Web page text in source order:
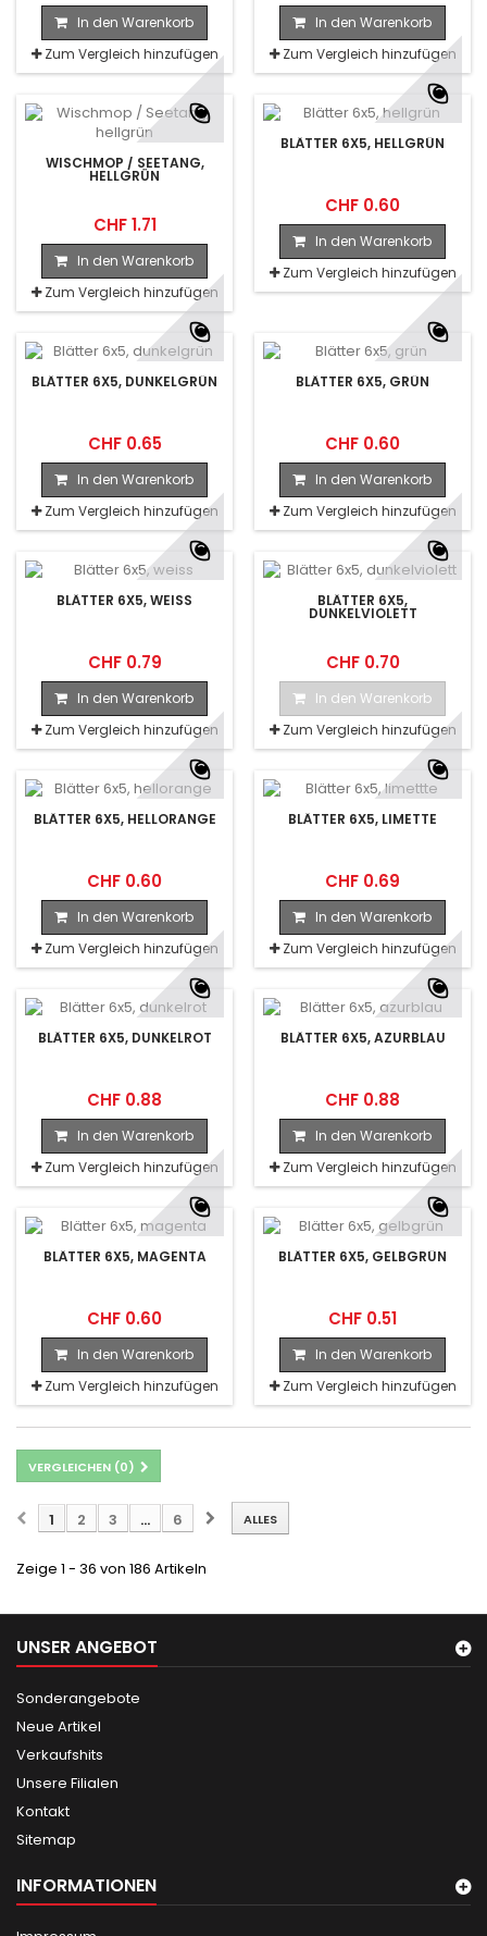
In den Warenkorb
Zum Vergleich hinzufügen
In den Warenkorb
Zum Vergleich hinzufügen
WISCHMOP / SEETANG,
HELLGRÜN
CHF 1.71
In den Warenkorb
Zum Vergleich hinzufügen
BLÄTTER 6X5, HELLGRÜN
CHF 0.60
In den Warenkorb
Zum Vergleich hinzufügen
BLÄTTER 6X5, DUNKELGRÜN
CHF 0.65
In den Warenkorb
Zum Vergleich hinzufügen
BLÄTTER 6X5, GRÜN
CHF 0.60
In den Warenkorb
Zum Vergleich hinzufügen
BLÄTTER 6X5, WEISS
CHF 0.79
In den Warenkorb
Zum Vergleich hinzufügen
BLÄTTER 6X5,
DUNKELVIOLETT
CHF 0.70
In den Warenkorb
Zum Vergleich hinzufügen
BLÄTTER 6X5, HELLORANGE
CHF 0.60
In den Warenkorb
Zum Vergleich hinzufügen
BLÄTTER 6X5, LIMETTE
CHF 0.69
In den Warenkorb
Zum Vergleich hinzufügen
BLÄTTER 6X5, DUNKELROT
CHF 0.88
In den Warenkorb
Zum Vergleich hinzufügen
BLÄTTER 6X5, AZURBLAU
CHF 0.88
In den Warenkorb
Zum Vergleich hinzufügen
BLÄTTER 6X5, MAGENTA
CHF 0.60
In den Warenkorb
Zum Vergleich hinzufügen
BLÄTTER 6X5, GELBGRÜN
CHF 0.51
In den Warenkorb
Zum Vergleich hinzufügen
VERGLEICHEN (0)
ALLES
1 2 3 ... 6
Zeige 1 - 36 von 186 Artikeln
UNSER ANGEBOT
Sonderangebote
Neue Artikel
Verkaufshits
Unsere Filialen
Kontakt
Sitemap
INFORMATIONEN